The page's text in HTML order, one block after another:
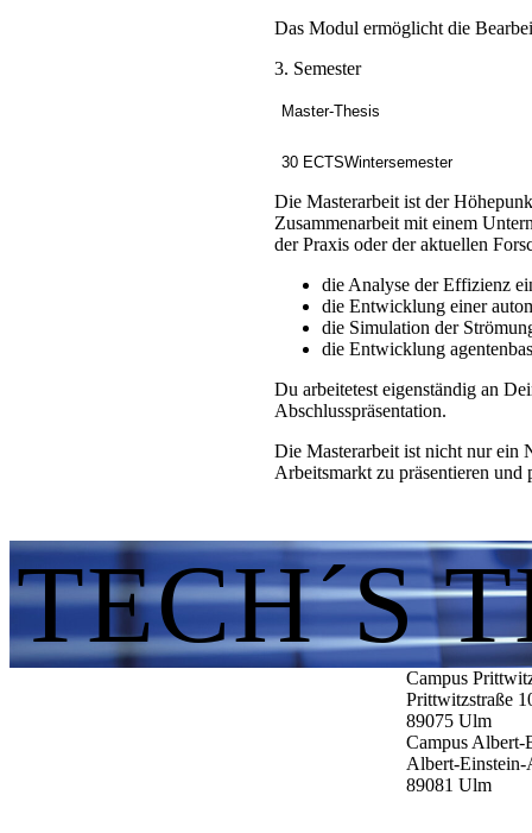
Das Modul ermöglicht die
3. Semester
Master-Thesis
30 ECTSWintersemester
Die Masterarbeit ist der
Zusammenarbeit mit einem
der Praxis oder der aktuellen
die Analyse der Effizienz
die Entwicklung einer
die Simulation der
die Entwicklung
Du arbeitetest eigenständig an
Abschlusspräsentation.
Die Masterarbeit ist nicht nur ein
Arbeitsmarkt zu präsentieren und
TECH´S
Campus
Prittwitzstraße
89075 Ulm
Campus Albert-
Albert-Einstein-
89081 Ulm